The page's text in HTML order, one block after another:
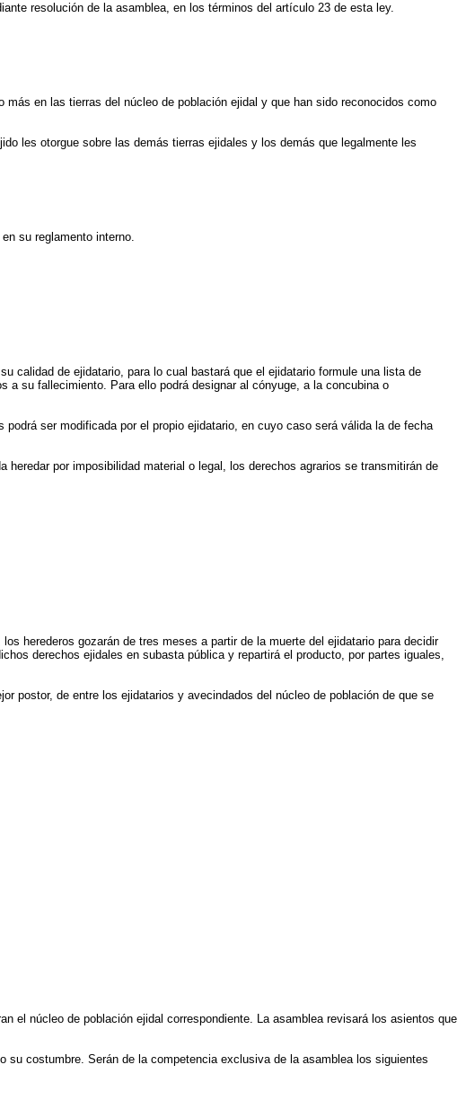
resolución de la asamblea, en los términos del artículo 23 de esta ley.
en las tierras del núcleo de población ejidal y que han sido reconocidos como
les otorgue sobre las demás tierras ejidales y los demás que legalmente les
su reglamento interno.
calidad de ejidatario, para lo cual bastará que el ejidatario formule una lista de
a su fallecimiento. Para ello podrá designar al cónyuge, a la concubina o
ser modificada por el propio ejidatario, en cuyo caso será válida la de fecha
por imposibilidad material o legal, los derechos agrarios se transmitirán de
herederos gozarán de tres meses a partir de la muerte del ejidatario para decidir
derechos ejidales en subasta pública y repartirá el producto, por partes iguales,
postor, de entre los ejidatarios y avecindados del núcleo de población de que se
el núcleo de población ejidal correspondiente. La asamblea revisará los asientos que
costumbre. Serán de la competencia exclusiva de la asamblea los siguientes